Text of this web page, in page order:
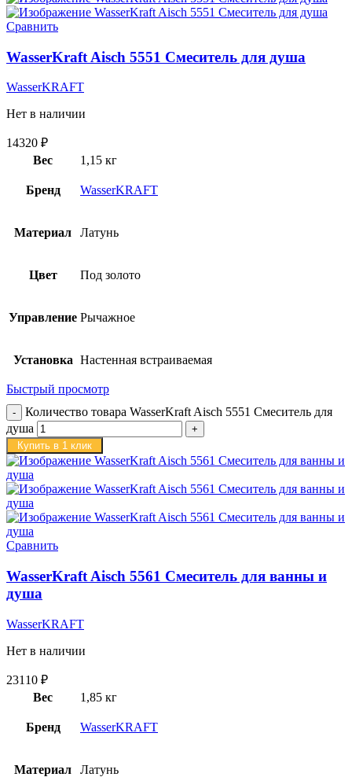
Сравнить
WasserKraft Aisch 5551 Смеситель для душа
WasserKRAFT
Нет в наличии
14320 ₽
Вес
1,15 кг
Бренд WasserKRAFT
Материал Латунь
Цвет Под золото
Управление Рычажное
Установка Настенная встраиваемая
Быстрый просмотр
Количество товара WasserKraft Aisch 5551 Смеситель для
душа
Купить в 1 клик
Сравнить
WasserKraft Aisch 5561 Смеситель для ванны и
душа
WasserKRAFT
Нет в наличии
23110 ₽
Вес
1,85 кг
Бренд WasserKRAFT
Материал Латунь